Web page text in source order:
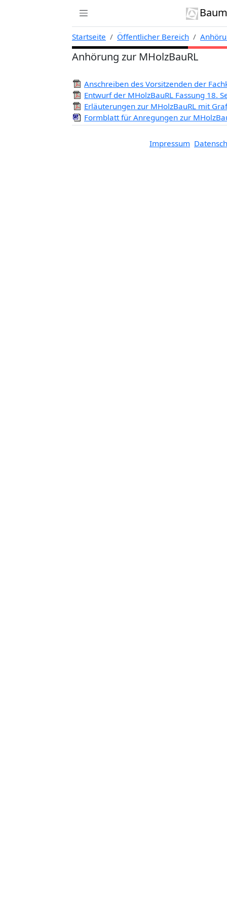
Startseite Öffentlicher Bereich
Anhörung zur MHolzBauRL
Anschreiben des Vorsitzenden der
Entwurf der MHolzBauRL Fassung 18.
Erläuterungen zur MHolzBauRL mit
Formblatt für Anregungen zur
Impressum